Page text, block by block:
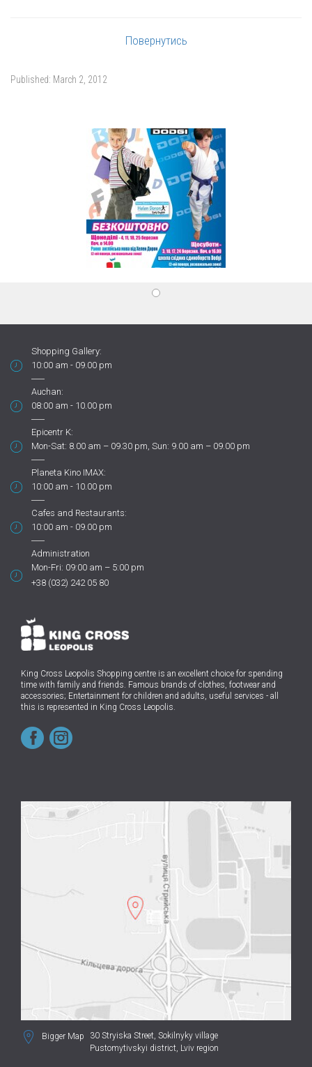
Повернутись
Published: March 2, 2012
Shopping Gallery:
10:00 am - 09.00 pm
Auchan:
08:00 am - 10.00 pm
Epicentr K:
Mon-Sat: 8.00 am – 09.30 pm, Sun: 9.00 am – 09.00 pm
Planeta Kino IMAX:
10:00 am - 10.00 pm
Cafes and Restaurants:
10:00 am - 09.00 pm
Administration
Mon-Fri: 09:00 am – 5:00 pm
+38 (032) 242 05 80
King Cross Leopolis Shopping centre is an excellent choice for spending
time with family and friends. Famous brands of clothes, footwear and
accessories; Entertainment for children and adults, useful services - all
this is represented in King Cross Leopolis.
Bigger Map 30 Stryiska Street, Sokilnyky village
Pustomytivskyi district, Lviv region